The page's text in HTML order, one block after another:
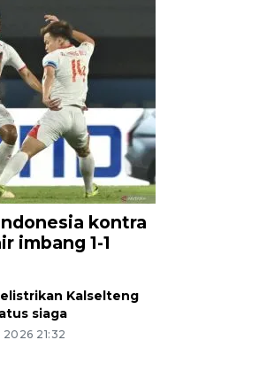
kontra
imbang 1-1
Kalselteng
siaga
21:32